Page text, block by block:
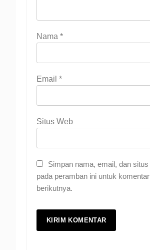
Nama *
Email *
Situs Web
Simpan nama, email, dan
pada peramban ini untuk
berikutnya.